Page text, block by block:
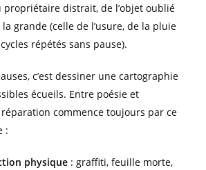
propriétaire distrait, de l’objet oublié
grande (celle de l’usure, de la pluie
répétés sans pause).
c’est dessiner une cartographie
écueils. Entre poésie et
commence toujours par ce
:
physique : graffiti, feuille morte,